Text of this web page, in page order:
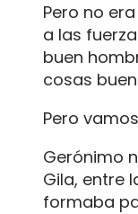
Pero no
a las
buen
cosas
Pero
Gerónimo
Gila, entre
formaba